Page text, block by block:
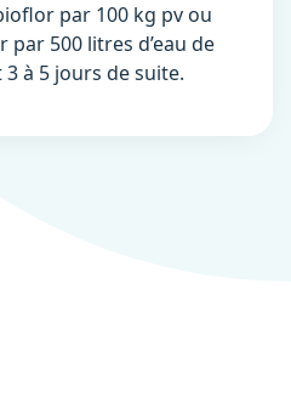
par 100 kg pv ou
500 litres d’eau de
à 5 jours de suite.